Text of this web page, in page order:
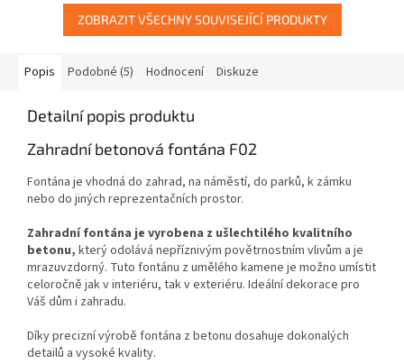
ZOBRAZIT VŠECHNY SOUVISEJÍCÍ PRODUKTY
Popis Podobné (5) Hodnocení Diskuze
Detailní popis produktu
Zahradní betonová fontána F02
Fontána je vhodná do zahrad, na náměstí, do parků, k zámku
nebo do jiných reprezentačních prostor.
Zahradní fontána je vyrobena z ušlechtilého kvalitního
betonu, který odolává nepříznivým povětrnostním vlivům a je
mrazuvzdorný. Tuto fontánu z umělého kamene je možno umístit
celoročně jak v interiéru, tak v exteriéru. Ideální dekorace pro
Váš dům i zahradu.
Díky precizní výrobě fontána z betonu dosahuje dokonalých
detailů a vysoké kvality.